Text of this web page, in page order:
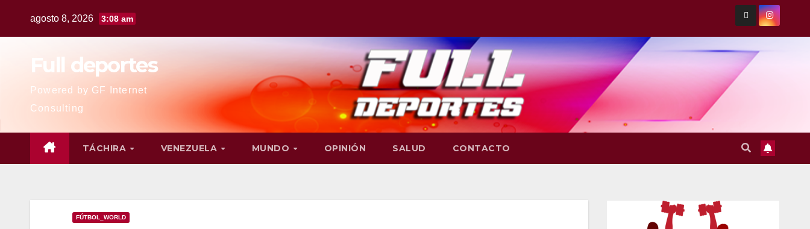
agosto 8, 2026 3:08 am
Full deportes
Powered by GF Internet
Consulting
TÁCHIRA VENEZUELA MUNDO OPINIÓN SALUD CONTACTO
FÚTBOL_WORLD